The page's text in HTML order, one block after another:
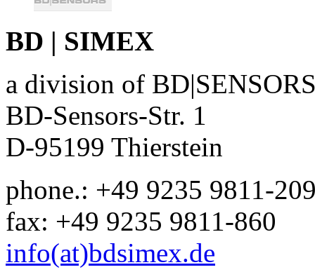
BD | SIMEX
a division of
BD-Sensors-Str. 1
D-95199 Thierstein
phone.: +49 9235 9811-
fax: +49 9235 9811-860
info(at)bdsimex.de